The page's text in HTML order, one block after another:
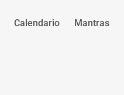
Calendario Mantras